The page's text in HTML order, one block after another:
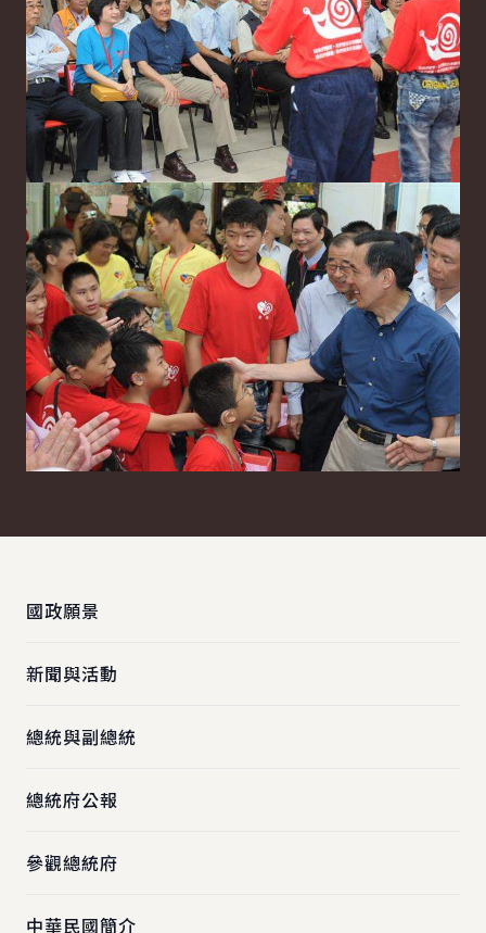
國政願景
新聞與活動
總統與副總統
總統府公報
參觀總統府
中華民國簡介